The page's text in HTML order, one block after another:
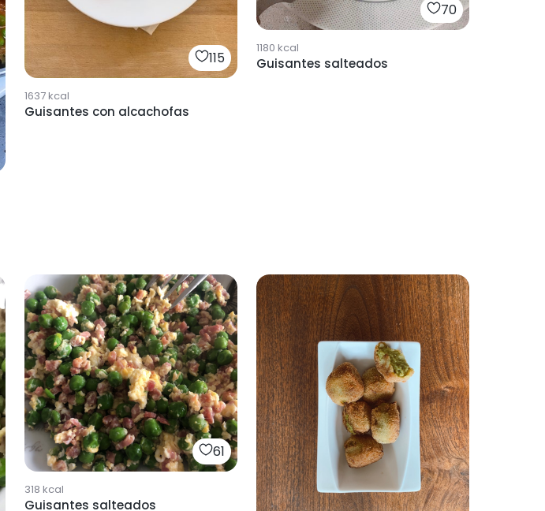
115
1637kcal
Guisantes con alcachofas
70
1180 kcal
Guisantes salteados
61
318 kcal
Guisantes salteados